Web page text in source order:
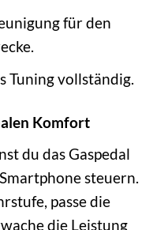
für den
Tuning vollständig.
Komfort
du das Gaspedal
steuern.
passe die
die Leistung